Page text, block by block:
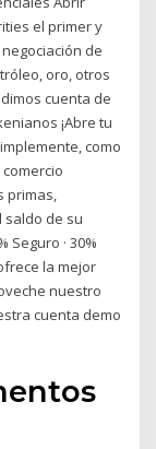
el primer y
de
oro, otros
cuenta de
¡Abre tu
como
primas,
saldo de su
Seguro · 30%
la mejor
nuestro
cuenta demo